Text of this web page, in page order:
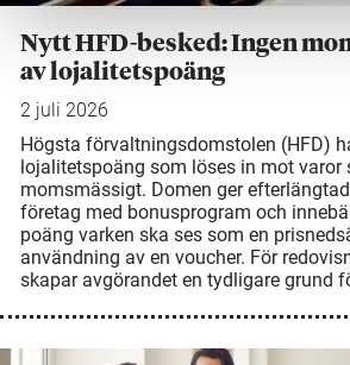
Nytt HFD-besked: Ingen
av lojalitetspoäng
2 juli 2026
Högsta förvaltningsdomstolen (HFD)
lojalitetspoäng som löses in mot varor
momsmässigt. Domen ger
företag med bonusprogram och
poäng varken ska ses som en
användning av en voucher. För
skapar avgörandet en tydligare grund